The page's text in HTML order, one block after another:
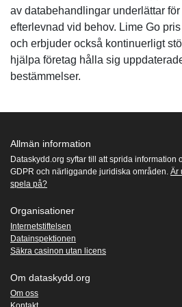
av databehandlingar underlättar
efterlevnad vid behov. Lime Go
och erbjuder också kontinuerligt
hjälpa företag hålla sig
bestämmelser.
Allmän information
Dataskydd.org syftar till att sprida information
GDPR och närliggande juridiska områden. Är
spela på?
Organisationer
Internetstiftelsen
Datainspektionen
Säkra casinon utan licens
Om dataskydd.org
Om oss